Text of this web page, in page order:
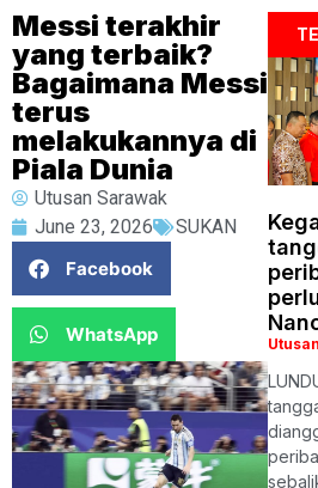
Messi terakhir
yang terbaik?
Bagaimana Messi
terus
melakukannya di
Piala Dunia
Utusan Sarawak
June 23, 2026
SUKAN
Facebook
WhatsApp